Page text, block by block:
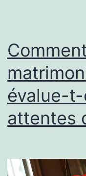
évalue-
attentes